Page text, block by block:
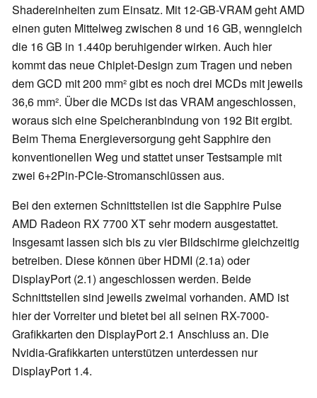
Shadereinheiten zum Einsatz. Mit 12-GB-VRAM geht AMD
einen guten Mittelweg zwischen 8 und 16 GB, wenngleich
die 16 GB in 1.440p beruhigender wirken. Auch hier
kommt das neue Chiplet-Design zum Tragen und neben
dem GCD mit 200 mm² gibt es noch drei MCDs mit jeweils
36,6 mm². Über die MCDs ist das VRAM angeschlossen,
woraus sich eine Speicheranbindung von 192 Bit ergibt.
Beim Thema Energieversorgung geht Sapphire den
konventionellen Weg und stattet unser Testsample mit
zwei 6+2Pin-PCIe-Stromanschlüssen aus.
Bei den externen Schnittstellen ist die Sapphire Pulse
AMD Radeon RX 7700 XT sehr modern ausgestattet.
Insgesamt lassen sich bis zu vier Bildschirme gleichzeitig
betreiben. Diese können über HDMI (2.1a) oder
DisplayPort (2.1) angeschlossen werden. Beide
Schnittstellen sind jeweils zweimal vorhanden. AMD ist
hier der Vorreiter und bietet bei all seinen RX-7000-
Grafikkarten den DisplayPort 2.1 Anschluss an. Die
Nvidia-Grafikkarten unterstützen unterdessen nur
DisplayPort 1.4.